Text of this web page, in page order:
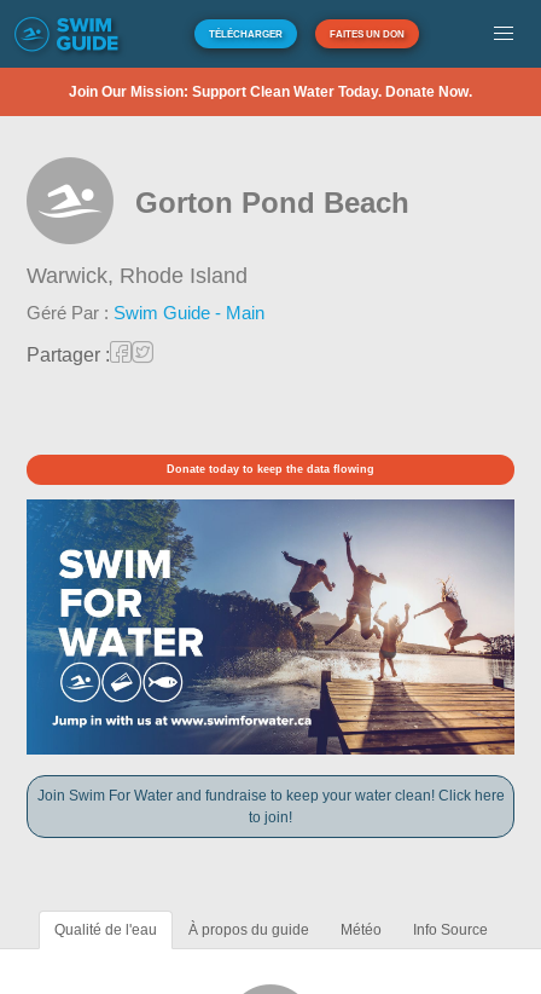
TÉLÉCHARGER FAITES UN DON
Join Our Mission: Support Clean Water Today. Donate Now.
Gorton Pond Beach
Warwick, Rhode Island
Géré Par : Swim Guide - Main
Partager :
Donate today to keep the data flowing
Join Swim For Water and fundraise to keep your water clean! Click here
to join!
Qualité de l'eau À propos du guide Météo Info Source